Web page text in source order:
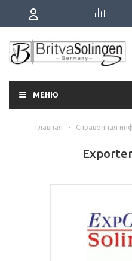
МЕНЮ
Главная - Справочная